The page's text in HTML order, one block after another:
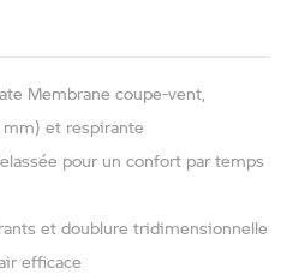
Membrane coupe-vent,
et respirante
pour un confort par temps
et doublure tridimensionnelle
efficace